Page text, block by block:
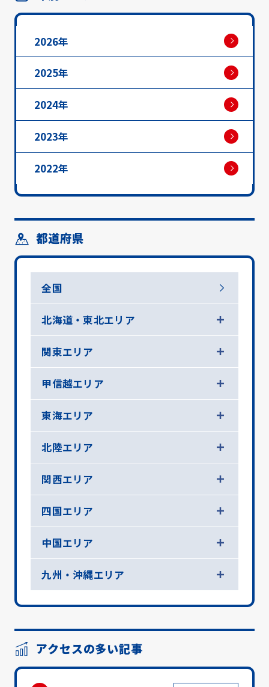
2026年
2025年
2024年
2023年
2022年
都道府県
全国
北海道・東北エリア
関東エリア
甲信越エリア
東海エリア
北陸エリア
関西エリア
四国エリア
中国エリア
九州・沖縄エリア
アクセスの多い記事